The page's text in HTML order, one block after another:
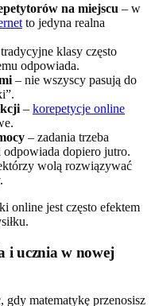
na miejscu – w
to jedyna realna
klasy często
odpowiada.
– nie wszyscy pasują do
– korepetycje online
– zadania trzeba
odpowiada dopiero jutro.
wolą rozwiązywać
online jest często efektem
i ucznia w nowej
gdy matematykę przenosisz